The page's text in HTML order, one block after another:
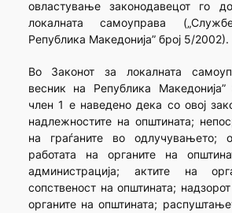
овластување законодавецот го
локалната самоуправа
Република Македонија” број 5/2002).
Во Законот за локалната
весник на Република
член 1 е наведено дека со овој
надлежностите на општината;
на граѓаните во одлучувањето;
работата на органите на
администрација; актите на
сопственост на општината;
органите на општината;